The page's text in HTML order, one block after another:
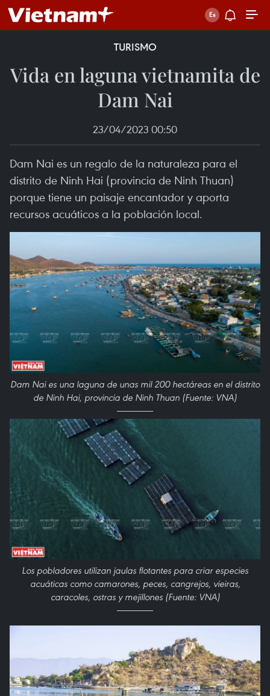
TURISMO
Vida en laguna vietnamita de
Dam Nai
23/04/2023 00:50
Dam Nai es un regalo de la naturaleza para el
distrito de Ninh Hai (provincia de Ninh Thuan)
porque tiene un paisaje encantador y aporta
recursos acuáticos a la población local.
Dam Nai es una laguna de unas mil 200 hectáreas en el distrito
de Ninh Hai, provincia de Ninh Thuan (Fuente: VNA)
Los pobladores utilizan jaulas flotantes para criar especies
acuáticas como camarones, peces, cangrejos, vieiras,
caracoles, ostras y mejillones (Fuente: VNA)